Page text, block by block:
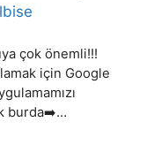
çok önemli!!!
için Google
burda➡️…